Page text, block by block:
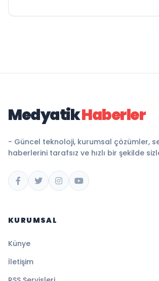
MedyatikHaberler
- Güncel teknoloji, kurumsal çözümler,
haberlerini tarafsız ve hızlı bir şekilde
KURUMSAL
Künye
İletişim